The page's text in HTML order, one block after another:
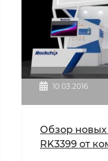
10.03.2016
Обзор новых
RK3399 от